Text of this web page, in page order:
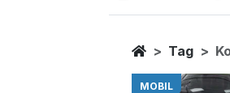
Berita
Home
Tag
MOBIL